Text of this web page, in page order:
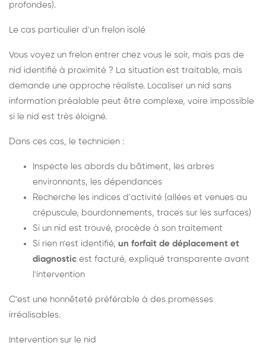
profondes).
Le cas particulier d'un frelon isolé
Vous voyez un frelon entrer chez vous le soir, mais pas de
nid identifié à proximité ? La situation est traitable, mais
demande une approche réaliste. Localiser un nid sans
information préalable peut être complexe, voire impossible
si le nid est très éloigné.
Dans ces cas, le technicien :
Inspecte les abords du bâtiment, les arbres
environnants, les dépendances
Recherche les indices d'activité (allées et venues au
crépuscule, bourdonnements, traces sur les surfaces)
Si un nid est trouvé, procède à son traitement
Si rien n'est identifié, un forfait de déplacement et
diagnostic est facturé, expliqué transparente avant
l'intervention
C'est une honnêteté préférable à des promesses
irréalisables.
Intervention sur le nid